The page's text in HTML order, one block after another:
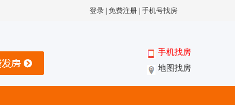
登录 免费注册 手机号找房
手机找房
地图找房